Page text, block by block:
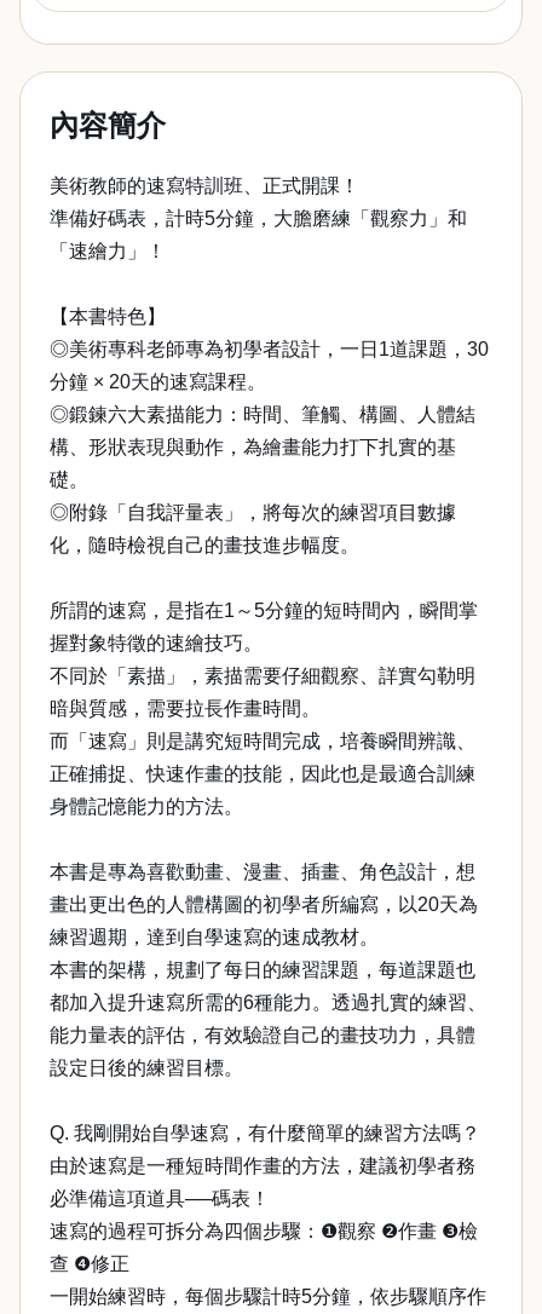
內容簡介
美術教師的速寫特訓班、正式開課！
準備好碼表，計時5分鐘，大膽磨練「觀察力」和
「速繪力」！
【本書特色】
◎美術專科老師專為初學者設計，一日1道課題，30
分鐘 × 20天的速寫課程。
◎鍛鍊六大素描能力：時間、筆觸、構圖、人體結
構、形狀表現與動作，為繪畫能力打下扎實的基
礎。
◎附錄「自我評量表」，將每次的練習項目數據
化，隨時檢視自己的畫技進步幅度。
所謂的速寫，是指在1～5分鐘的短時間內，瞬間掌
握對象特徵的速繪技巧。
不同於「素描」，素描需要仔細觀察、詳實勾勒明
暗與質感，需要拉長作畫時間。
而「速寫」則是講究短時間完成，培養瞬間辨識、
正確捕捉、快速作畫的技能，因此也是最適合訓練
身體記憶能力的方法。
本書是專為喜歡動畫、漫畫、插畫、角色設計，想
畫出更出色的人體構圖的初學者所編寫，以20天為
練習週期，達到自學速寫的速成教材。
本書的架構，規劃了每日的練習課題，每道課題也
都加入提升速寫所需的6種能力。透過扎實的練習、
能力量表的評估，有效驗證自己的畫技功力，具體
設定日後的練習目標。
Q. 我剛開始自學速寫，有什麼簡單的練習方法嗎？
由於速寫是一種短時間作畫的方法，建議初學者務
必準備這項道具──碼表！
速寫的過程可拆分為四個步驟：❶觀察 ❷作畫 ❸檢
查 ❹修正
一開始練習時，每個步驟計時5分鐘，依步驟順序作